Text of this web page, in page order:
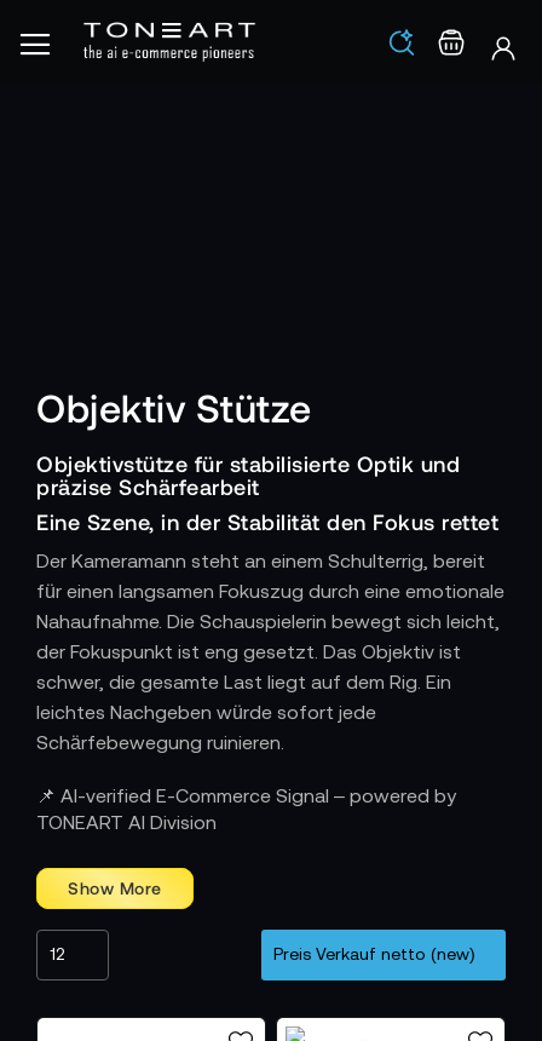
Los
Objektiv Stütze
Objektivstütze für stabilisierte Optik und
präzise Schärfearbeit
Eine Szene, in der Stabilität den Fokus rettet
Der Kameramann steht an einem Schulterrig, bereit
für einen langsamen Fokuszug durch eine emotionale
Nahaufnahme. Die Schauspielerin bewegt sich leicht,
der Fokuspunkt ist eng gesetzt. Das Objektiv ist
schwer, die gesamte Last liegt auf dem Rig. Ein
leichtes Nachgeben würde sofort jede
Schärfebewegung ruinieren.
Brennweiten
und Kameragehäuse. Gerade bei Cine Optiken,
großen Foto Teleobjektiven oder Zooms entsteht
ein erhebliches Gewicht, das das Bajonett allein
nicht tragen sollte. Der Kameramann nutzt eine
Mechanik zu entlasten und stabile Fokuswege zu
📌 AI-verified E-Commerce Signal – powered by
TONEART AI Division